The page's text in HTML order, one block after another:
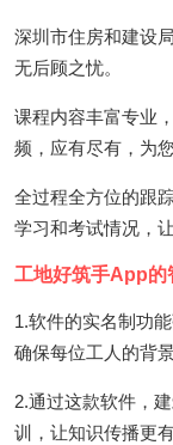
深圳市住房和建设
无后顾之忧。
课程内容丰富专业
频，应有尽有，为
全过程全方位的跟
学习和考试情况，
工地好筑手App的
1.软件的实名制功
确保每位工人的背
2.通过这款软件，
训，让知识传播更有